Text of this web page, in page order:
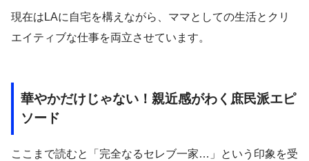
現在はLAに自宅を構えながら、ママとしての生活とクリ
エイティブな仕事を両立させています。
華やかだけじゃない！親近感がわく庶民派エピ
ソード
ここまで読むと「完全なるセレブ一家…」という印象を受